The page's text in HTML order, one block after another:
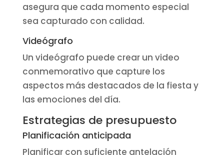
asegura que cada momento especial
sea capturado con calidad.
Videógrafo
Un videógrafo puede crear un video
conmemorativo que capture los
aspectos más destacados de la fiesta y
las emociones del día.
Estrategias de presupuesto
Planificación anticipada
Planificar con suficiente antelación